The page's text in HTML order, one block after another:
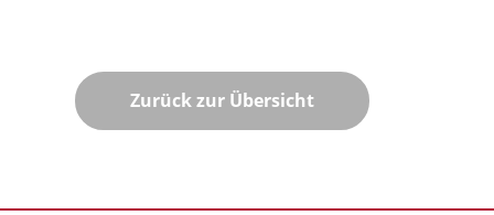
Zurück zur Übersicht